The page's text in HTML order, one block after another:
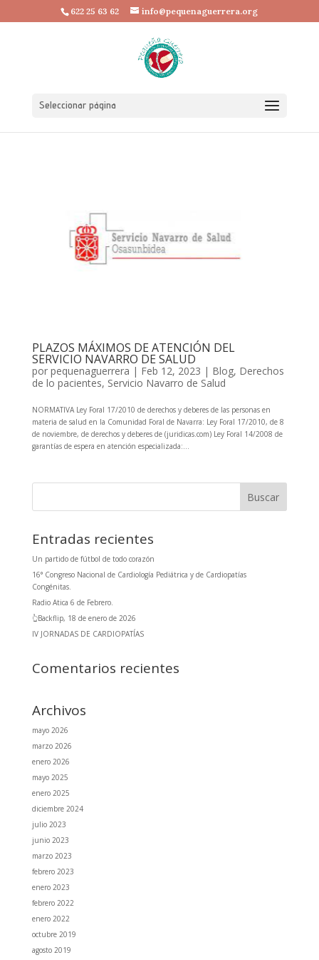
622 25 63 62 info@pequenaguerrera.org
Seleccionar página
PLAZOS MÁXIMOS DE ATENCIÓN DEL
SERVICIO NAVARRO DE SALUD
por pequenaguerrera | Feb 12, 2023 | Blog, Derechos
de lo pacientes, Servicio Navarro de Salud
NORMATIVA Ley Foral 17/2010 de derechos y deberes de las personas en
materia de salud en la Comunidad Foral de Navarra: Ley Foral 17/2010, de 8
de noviembre, de derechos y deberes de (juridicas.com) Ley Foral 14/2008 de
garantías de espera en atención especializada:...
Entradas recientes
Un partido de fútbol de todo corazón
16° Congreso Nacional de Cardiología Pediátrica y de Cardiopatías
Congénitas.
Radio Atica 6 de Febrero.
👆Backflip, 18 de enero de 2026
IV JORNADAS DE CARDIOPATÍAS
Comentarios recientes
Archivos
mayo 2026
marzo 2026
enero 2026
mayo 2025
enero 2025
diciembre 2024
julio 2023
junio 2023
marzo 2023
febrero 2023
enero 2023
febrero 2022
enero 2022
octubre 2019
agosto 2019